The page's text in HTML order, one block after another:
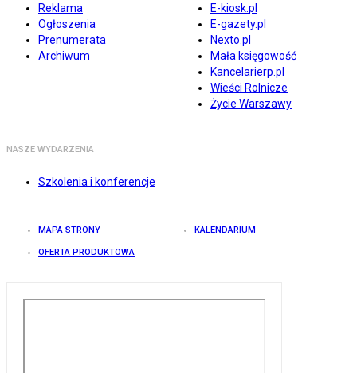
Reklama
Ogłoszenia
Prenumerata
Archiwum
E-kiosk.pl
E-gazety.pl
Nexto.pl
Mała księgowość
Kancelarierp.pl
Wieści Rolnicze
Życie Warszawy
NASZE WYDARZENIA
Szkolenia i konferencje
MAPA STRONY KALENDARIUM
OFERTA PRODUKTOWA